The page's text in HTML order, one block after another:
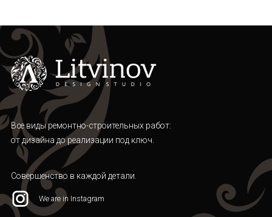
Все виды ремонтно-строительных работ:
от дизайна до реализации под ключ.
Совершенство в каждой детали.
We are in Instagram